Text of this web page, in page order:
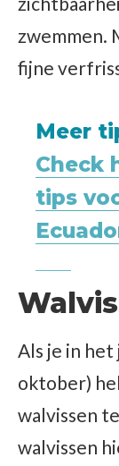
zwemmen.
fijne
Meer
Check
tips
Als je in
oktober)
walvissen
walvissen